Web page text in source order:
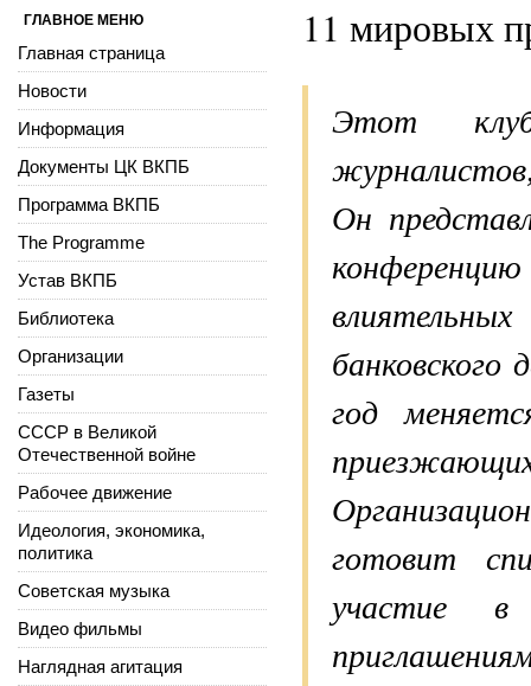
11 мировых
Этот
Он
год
готовит
участие
ГЛАВНОЕ МЕНЮ
Главная страница
Новости
Информация
Документы ЦК ВКПБ
Программа ВКПБ
The Programme
Устав ВКПБ
Библиотека
Организации
Газеты
СССР в Великой
Отечественной войне
Рабочее движение
Идеология, экономика,
политика
Советская музыка
Видео фильмы
Наглядная агитация